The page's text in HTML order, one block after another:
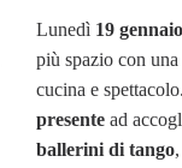
Lunedì 19 gennaio
più spazio con una
cucina e spettacolo.
presente ad
ballerini di tango